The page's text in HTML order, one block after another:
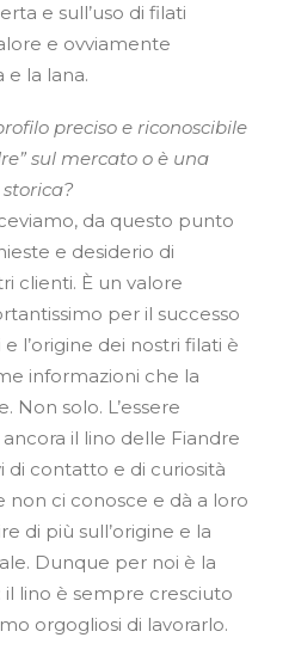
e sull’uso di filati
e ovviamente
e la lana.
preciso e riconoscibile
sul mercato o è una
da questo punto
e desiderio di
clienti. È un valore
per il successo
l’origine dei nostri filati è
informazioni che la
Non solo. L’essere
ancora il lino delle Fiandre
di contatto e di curiosità
non ci conosce e dà a loro
di più sull’origine e la
Dunque per noi è la
il lino è sempre cresciuto
orgogliosi di lavorarlo.